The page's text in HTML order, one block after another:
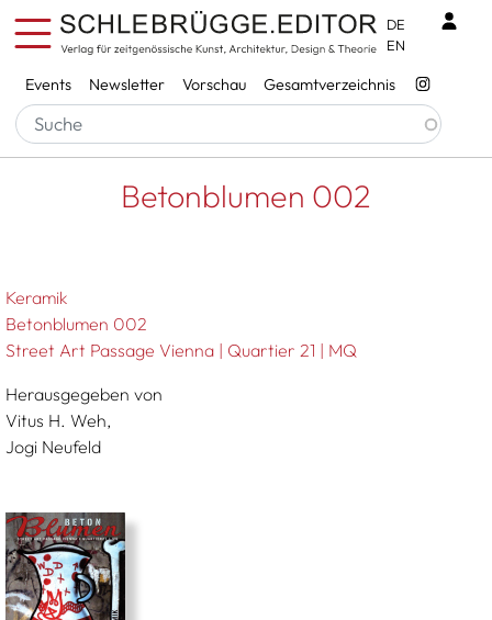
Direkt zum Inhalt
Services
Events Newsletter Vorschau Gesamtverzeichnis
DE
EN
Pfadnavigation
Startseite Betonblumen 002
Betonblumen 002
Keramik
Betonblumen 002
Street Art Passage Vienna | Quartier 21 | MQ
Herausgegeben von
Vitus H. Weh,
Jogi Neufeld